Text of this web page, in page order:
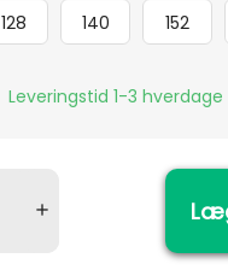
128 140 152
Leveringstid 1-3 hverdage